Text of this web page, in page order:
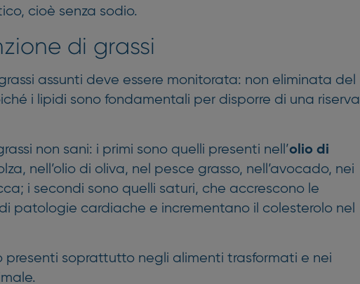
cioè senza sodio.
di grassi
assunti deve essere monitorata: non eliminata del
i lipidi sono fondamentali per disporre di una riserva
non sani: i primi sono quelli presenti nell’olio di
nell’olio di oliva, nel pesce grasso, nell’avocado, nei
i secondi sono quelli saturi, che accrescono le
patologie cardiache e incrementano il colesterolo nel
presenti soprattutto negli alimenti trasformati e nei